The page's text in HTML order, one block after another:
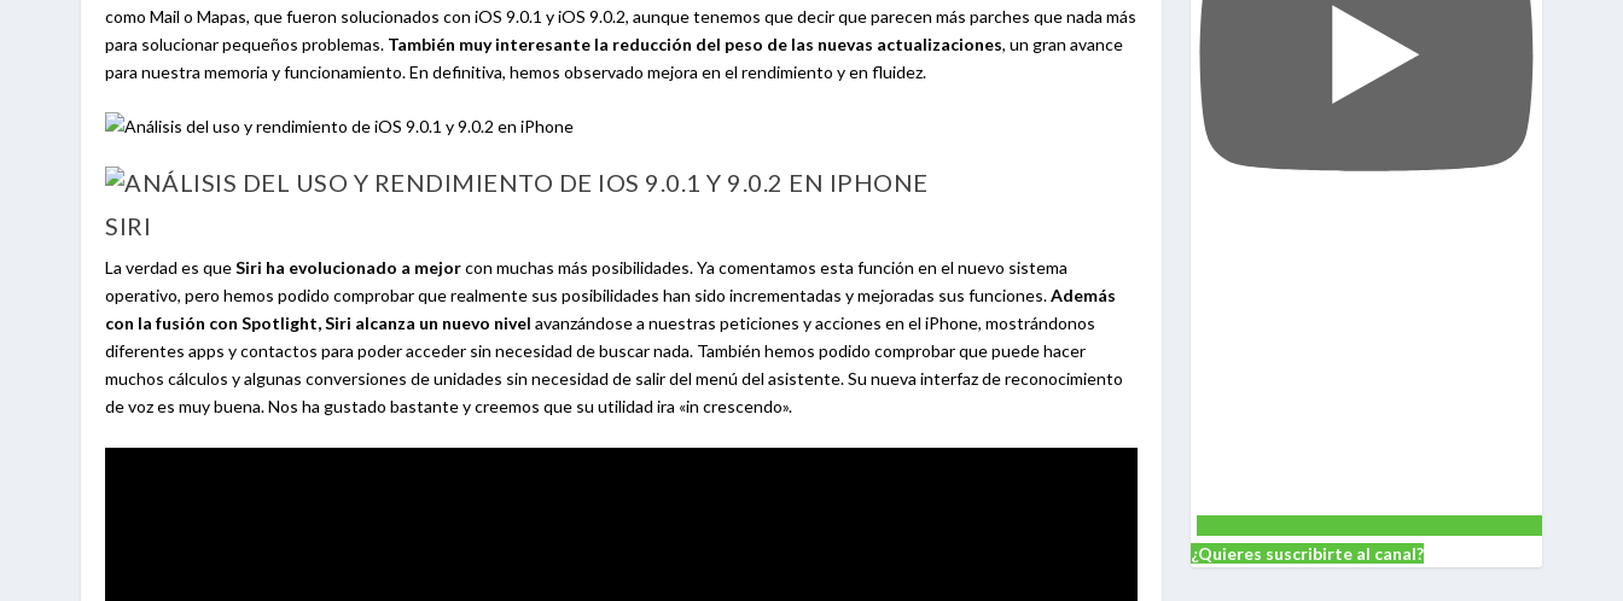
como Mail o Mapas, que fueron solucionados con iOS 9.0.1 y iOS 9.0.2, aunque tenemos que decir que parecen más parches que nada más
para solucionar pequeños problemas. También muy interesante la reducción del peso de las nuevas actualizaciones, un gran avance
para nuestra memoria y funcionamiento. En definitiva, hemos observado mejora en el rendimiento y en fluidez.
SIRI
La verdad es queSiri ha evolucionado a mejorcon muchas más posibilidades. Ya comentamos esta función en el nuevo sistema
operativo, pero hemos podido comprobar que realmente sus posibilidades han sido incrementadas y mejoradas sus funciones.Además
con la fusión con Spotlight, Siri alcanza un nuevo nivel avanzándose a nuestras peticiones y acciones en el iPhone, mostrándonos
diferentes apps y contactos para poder acceder sin necesidad de buscar nada. También hemos podido comprobar que puede hacer
muchos cálculos y algunas conversiones de unidades sin necesidad de salir del menú del asistente. Su nueva interfaz de reconocimiento
de voz es muy buena. Nos ha gustado bastante y creemos que su utilidad ira «in crescendo».
¿Quieres suscribirte al canal?